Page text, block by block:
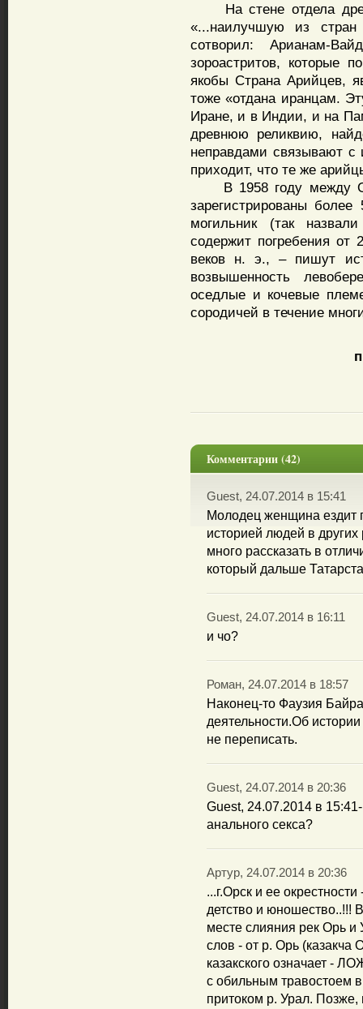
На стене отдела
«...наилучшую из
сотворил: Арианам-
зороастритов, которые
якобы Страна Арийцев,
тоже «отдана иранцам.
Иране, и в Индии, и на
древнюю реликвию,
неправдами связывают
приходит, что те же
В 1958 году между
зарегистрированы
могильник (так
содержит погребения
веков н. э., – пишут
возвышенность
оседлые и кочевые
сородичей в течение
Комментарии (42)
Guest, 24.07.2014 в 15:41
Молодец женщина ездит
историей людей в
много рассказать в
который дальше
Guest, 24.07.2014 в 16:11
и чо?
Роман, 24.07.2014 в 18:57
Наконец-то Фаузия
деятельности.Об
не переписать.
Guest, 24.07.2014 в 20:36
Guest, 24.07.2014 в
анального секса?
Артур, 24.07.2014 в 20:36
...г.Орск и ее
детство и юношество..!!!
месте слияния рек Орь и
слов - от р. Орь (казакча
казакского означает -
с обильным травостоем
притоком р. Урал.